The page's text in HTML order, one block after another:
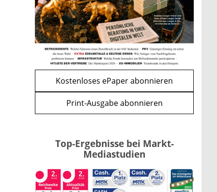
WEITERE ARTIKEL
zurückweiter
Kind möglich
mehr
Kostenloses ePaper abonnieren
Print-Ausgabe abonnieren
Top-Ergebnisse bei Markt-
Mediastudien